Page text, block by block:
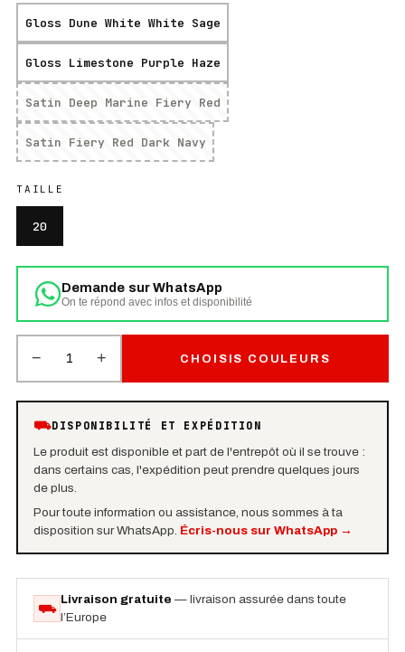
Gloss Dune White White Sage
Gloss Limestone Purple Haze
Satin Deep Marine Fiery Red
Satin Fiery Red Dark Navy
TAILLE
20
Demande sur WhatsApp
On te répond avec infos et disponibilité
− 1 + CHOISIS COULEURS
⛟DISPONIBILITÉ ET EXPÉDITION
Le produit est disponible et part de l'entrepôt où il se trouve :
dans certains cas, l'expédition peut prendre quelques jours
de plus.
Pour toute information ou assistance, nous sommes à ta
disposition sur WhatsApp. Écris-nous sur WhatsApp→
⛟
Livraison gratuite — livraison assurée dans toute
l’Europe